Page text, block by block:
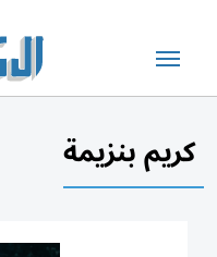
كريم بنزيمة